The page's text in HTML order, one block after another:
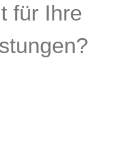
für Ihre